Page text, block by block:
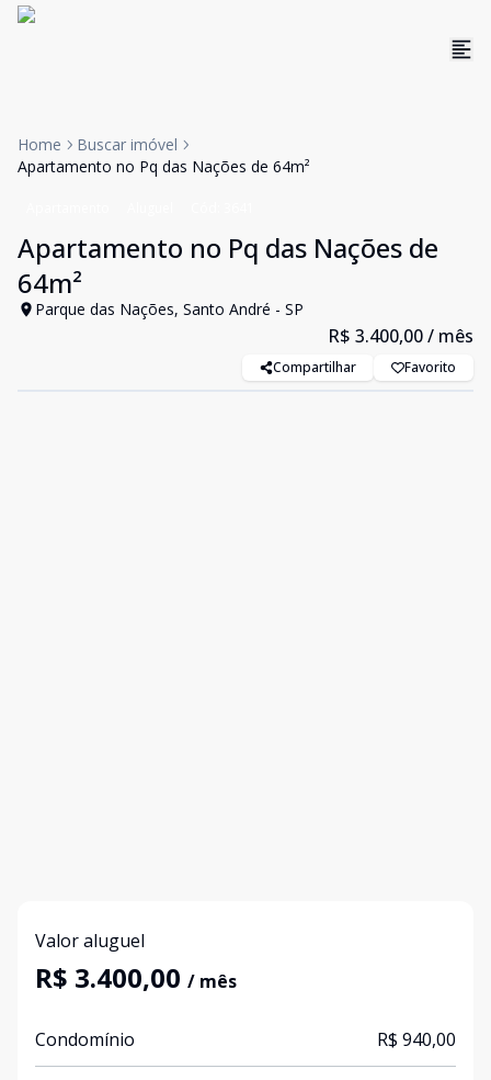
Home
Buscar imóvel
Apartamento no Pq das Nações de 64m²
Apartamento no Pq das Nações de
64m²
Parque das Nações, Santo André - SP
R$ 3.400,00/ mês
Compartilhar Favorito
Valor aluguel
R$ 3.400,00 / mês
Condomínio R$ 940,00